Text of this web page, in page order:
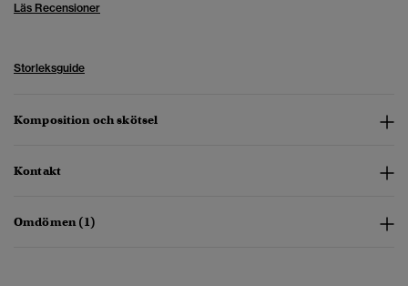
Läs Recensioner
Storleksguide
Komposition och skötsel
Kontakt
Omdömen (1)